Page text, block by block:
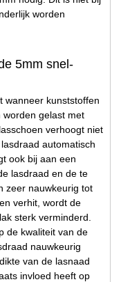
worden
5mm snel-
wanneer kunststoffen
worden gelast met
verhoogt niet
automatisch
ook bij aan een
lasdraad en de te
zeer nauwkeurig tot
verhit, wordt de
sterk verminderd.
de kwaliteit van de
nauwkeurig
van de lasnaad
invloed heeft op